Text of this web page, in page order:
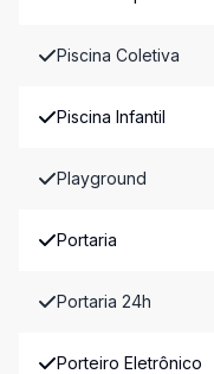
Piscina Coletiva
Piscina Infantil
Playground
Portaria
Portaria 24h
Porteiro Eletrônico